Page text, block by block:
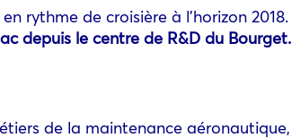
rythme de croisière à l’horizon 2018.
depuis le centre de R&D du Bourget.
de la maintenance aéronautique,